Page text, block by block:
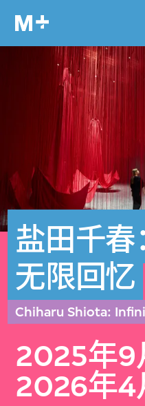
盐田千春
无限回忆
Chiharu Shiota:
2025年9
2026年4